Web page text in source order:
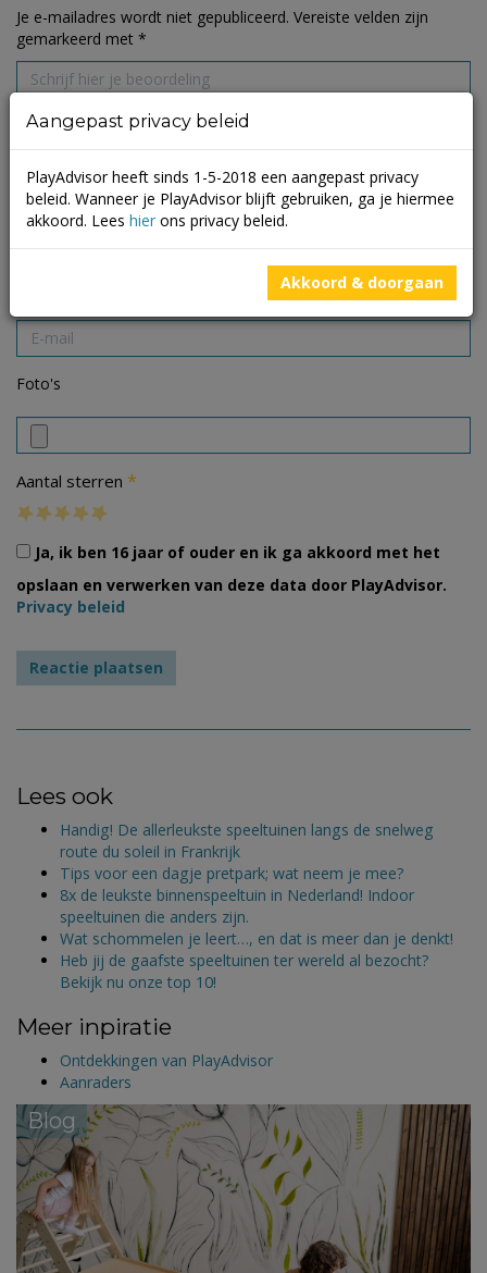
Je e-mailadres wordt niet gepubliceerd. Vereiste velden zijn
gemarkeerd met *
Foto's
Aantal sterren *
Ja, ik ben 16 jaar of ouder en ik ga akkoord met het
opslaan en verwerken van deze data door PlayAdvisor.
Privacy beleid
Lees ook
Handig! De allerleukste speeltuinen langs de snelweg
route du soleil in Frankrijk
Tips voor een dagje pretpark; wat neem je mee?
8x de leukste binnenspeeltuin in Nederland! Indoor
speeltuinen die anders zijn.
Wat schommelen je leert…, en dat is meer dan je denkt!
Heb jij de gaafste speeltuinen ter wereld al bezocht?
Bekijk nu onze top 10!
Meer inpiratie
Ontdekkingen van PlayAdvisor
Aanraders
Blog
Aangepast privacy beleid
PlayAdvisor heeft sinds 1-5-2018 een aangepast privacy
beleid. Wanneer je PlayAdvisor blijft gebruiken, ga je hiermee
akkoord. Lees hier ons privacy beleid.
Akkoord & doorgaan